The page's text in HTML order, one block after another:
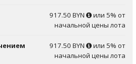
917.50 BYN
или 5% от
начальной цены лота
917.50 BYN
или 5% от
начальной цены лота